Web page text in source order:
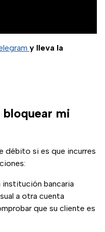
y lleva la
bloquear mi
débito si es que incurres
institución bancaria
a otra cuenta
que su cliente es